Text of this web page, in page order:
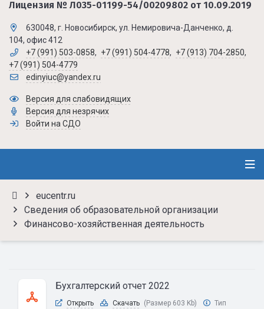
Лицензия № Л035-01199-54/00209802 от 10.09.2019
630048, г. Новосибирск, ул. Немировича-Данченко, д.
104, офис 412
+7 (991) 503-0858, +7 (991) 504-4778, +7 (913) 704-2850,
+7 (991) 504-4779
edinyiuc@yandex.ru
Версия для слабовидящих
Версия для незрячих
Войти на СДО
eucentr.ru
Сведения об образовательной организации
Финансово-хозяйственная деятельность
Бухгалтерский отчет 2022
Открыть Скачать (Размер 603 Kb)
Тип